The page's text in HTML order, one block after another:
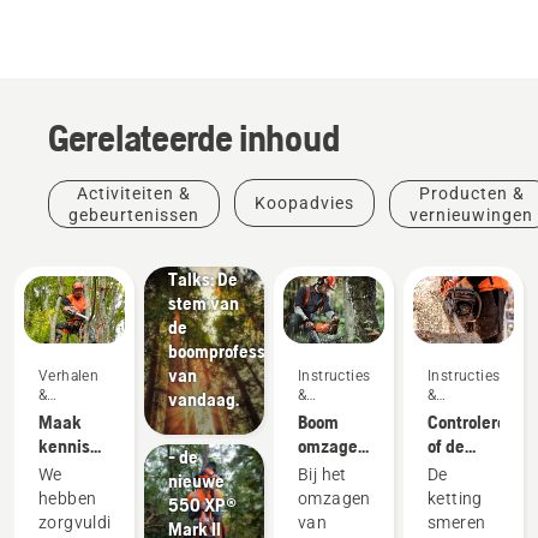
Gerelateerde inhoud
Activiteiten &
gebeurtenissen
Koopadvies
Producten &
vernieuwingen
Verhalen
&
inspiratie
Maak
kennis
met het
Husqvarna
H-Team -
We
hebben
zorgvuldig
&
inspiratie
Husqvarna
Talks: De
stem van
de
boomprofessionals
van
vandaag.
Producten
&
vernieuwingen
#NEWCHAINSAWGENERATION
- de
nieuwe
550 XP®
Mark II
Instructies
&
handleidingen
Boom
omzagen?
In 6
stappen
een
Bij het
omzagen
van
Instructies
&
handleidingen
Controleren
of de
op uw
kettingzaag
De
ketting
smeren